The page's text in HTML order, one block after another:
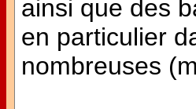
ainsi que des
en particulier
nombreuses